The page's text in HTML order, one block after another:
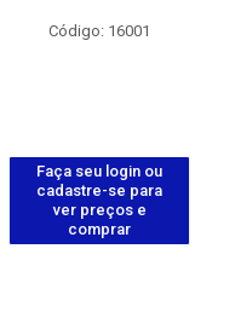
Código: 16001
Faça seu login ou
cadastre-se para
ver preços e
comprar